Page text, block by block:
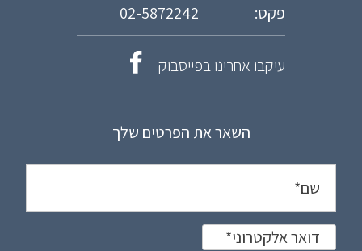
פקס:
02-5872242
עיקבו אחרינו בפייסבוק
השאר את הפרטים שלך
שם*
דואר אלקטרוני*